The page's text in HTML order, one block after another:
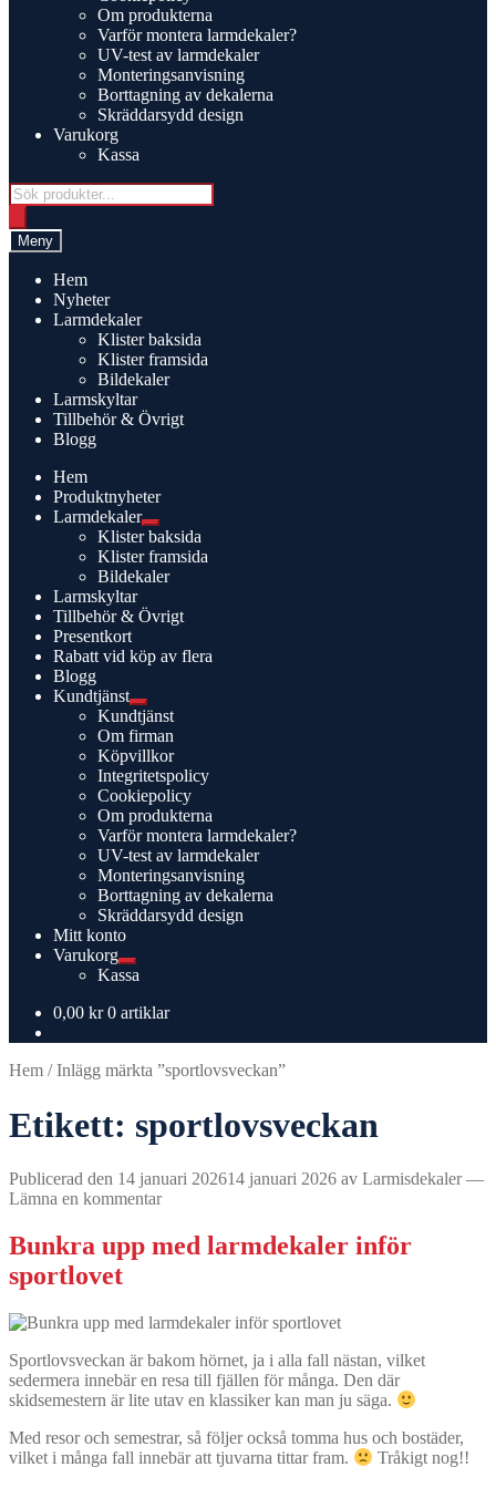
Om produkterna
Varför montera larmdekaler?
UV-test av larmdekaler
Monteringsanvisning
Borttagning av dekalerna
Skräddarsydd design
Varukorg
Kassa
Products
search
Meny
Hem
Nyheter
Larmdekaler
Klister baksida
Klister framsida
Bildekaler
Larmskyltar
Tillbehör & Övrigt
Blogg
Hem
Produktnyheter
Larmdekaler
Expandera
undermeny
Klister baksida
Klister framsida
Bildekaler
Larmskyltar
Tillbehör & Övrigt
Presentkort
Rabatt vid köp av flera
Blogg
Kundtjänst
Expandera
undermeny
Kundtjänst
Om firman
Köpvillkor
Integritetspolicy
Cookiepolicy
Om produkterna
Varför montera larmdekaler?
UV-test av larmdekaler
Monteringsanvisning
Borttagning av dekalerna
Skräddarsydd design
Mitt konto
Varukorg
Expandera
undermeny
Kassa
0,00 kr 0 artiklar
Hem /Inlägg märkta ”sportlovsveckan”
Etikett: sportlovsveckan
Publicerad den 14 januari 202614 januari 2026 av Larmisdekaler —
Lämna en kommentar
Bunkra upp med larmdekaler inför
sportlovet
Sportlovsveckan är bakom hörnet, ja i alla fall nästan, vilket
sedermera innebär en resa till fjällen för många. Den där
skidsemestern är lite utav en klassiker kan man ju säga.
Med resor och semestrar, så följer också tomma hus och bostäder,
vilket i många fall innebär att tjuvarna tittar fram.
Tråkigt nog!!